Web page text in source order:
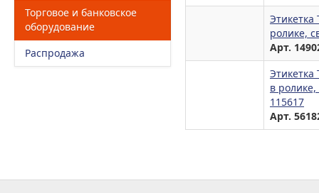
Торговое и банковское
оборудование
Распродажа
Этикетка
ролике,
Арт.
Этикетка
в ролике,
115617
Арт.